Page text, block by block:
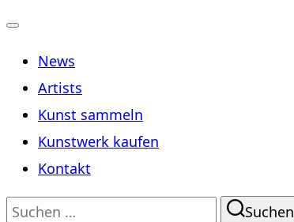
umschalten
News
Artists
Kunst sammeln
Kunstwerk kaufen
Kontakt
Suchen
Suchen